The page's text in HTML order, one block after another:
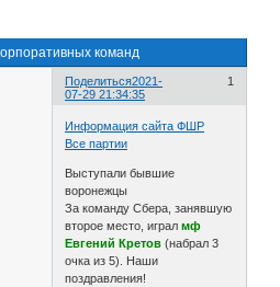
команд
Поделиться 1
2021-
07-29 21:34:35
Информация сайта ФШР
Все партии
Выступали бывшие
воронежцы
За команду Сбера, занявшую
второе место, игралмф
Евгений Кретов (набрал 3
очка из 5). Наши
поздравления!